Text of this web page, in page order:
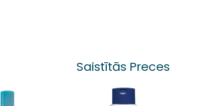
Saistītās Preces